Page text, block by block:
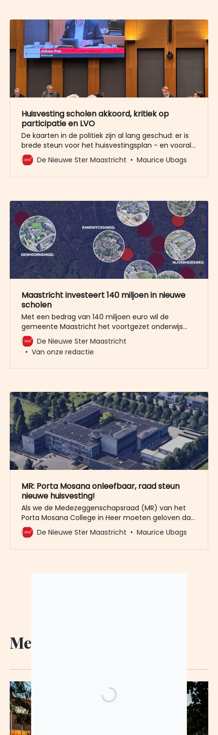
Huisvesting scholen akkoord, kritiek op
participatie en LVO
De kaarten in de politiek zijn al lang geschud: er is
brede steun voor het huisvestingsplan - en vooral
de nieuwbouw - van de diverse scholen en de
binnensportaccommodaties in het voortgezet
Kritiek is
De Nieuwe Ster Maastricht Maurice Ubags
Maastricht investeert 140 miljoen in nieuwe
scholen
Met een bedrag van 140 miljoen euro wil de
gemeente Maastricht het voortgezet onderwijs
toekomstbestendig maken. Op vier locaties in de
stad komen nieuwe, moderne schoolgebouwen.
De Nieuwe Ster Maastricht
Van onze redactie
MR: Porta Mosana onleefbaar, raad steun
nieuwe huisvesting!
Als we de Medezeggenschapsraad (MR) van het
Porta Mosana College in Heer moeten geloven dan
valt het schoolgebouw binnenkort uit elkaar. Ze
hebben daarom één dringende wens bij college en
De Nieuwe Ster Maastricht Maurice Ubags
Meer Nieuws